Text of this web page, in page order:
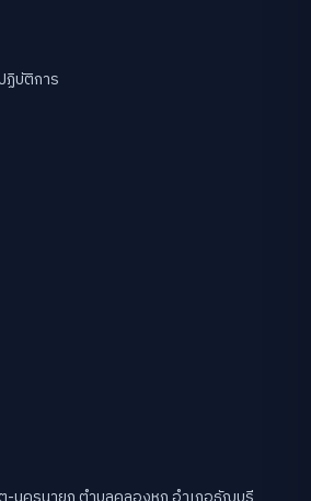
บัติการ